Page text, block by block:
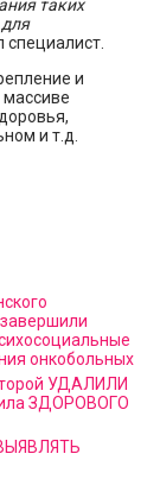
таких
специалист.
и
и т.д.
онкобольных
УДАЛИЛИ
ЗДОРОВОГО